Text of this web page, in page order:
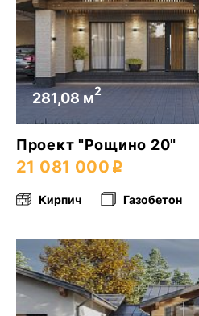
281,08 м2
Проект "Рощино 20"
21 081 000
Кирпич Газобетон